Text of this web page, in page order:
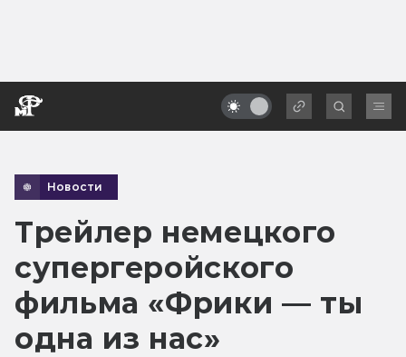
Новости
Трейлер немецкого
супергеройского
фильма «Фрики — ты
одна из нас»